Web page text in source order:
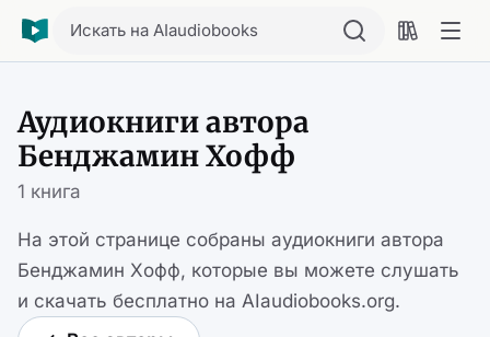
Искать на AIaudiobooks
Аудиокниги автора
Бенджамин Хофф
1 книга
На этой странице собраны аудиокниги автора
Бенджамин Хофф, которые вы можете слушать
и скачать бесплатно на AIaudiobooks.org.